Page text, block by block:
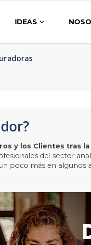
IDEAS
y los Clientes tras
del sector
poco más en algunos